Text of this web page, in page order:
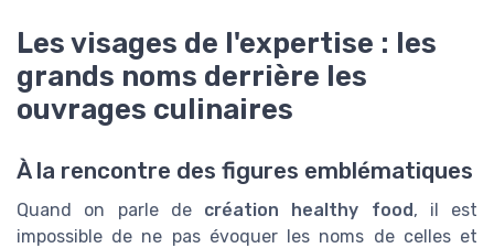
Les visages de l'expertise : les
grands noms derrière les
ouvrages culinaires
À la rencontre des figures emblématiques
Quand on parle de création healthy food, il est
impossible de ne pas évoquer les noms de celles et